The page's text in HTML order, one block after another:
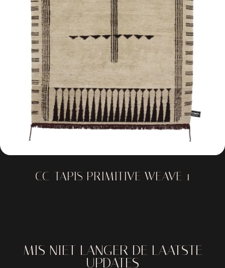
CC-TAPIS PRIMITIVE WEAVE 1
MIS NIET LANGER DE LAATSTE
UPDATES